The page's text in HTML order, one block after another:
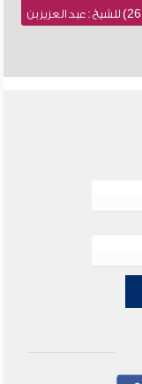
نسخة نصية للطباعة , فتاوى نور على الدرب (261) للشيخ : عبد العزيز بن